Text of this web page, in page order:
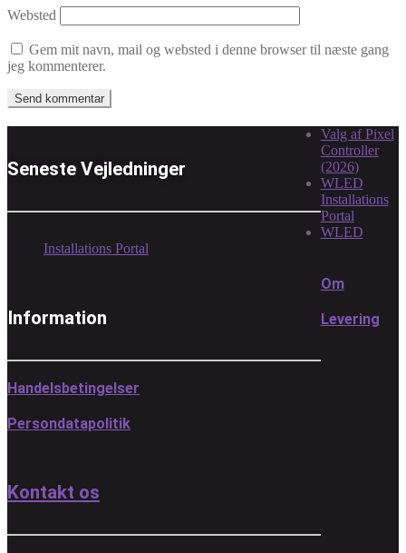
Websted
Gem mit navn, mail og websted i denne browser til næste gang
jeg kommenterer.
Seneste Vejledninger
Valg af Pixel
Controller
(2026)
WLED
Installations
Portal
WLED
Installations Portal
Information
Om
Levering
Handelsbetingelser
Persondatapolitik
Kontakt os